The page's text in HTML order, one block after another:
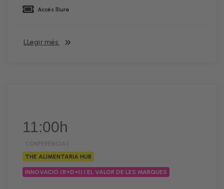
Accés lliure
LLegir més
11:00h
CONFERÈNCIA |
THE ALIMENTARIA HUB
INNOVACIÓ (R+D+I) I EL VALOR DE LES MARQUES